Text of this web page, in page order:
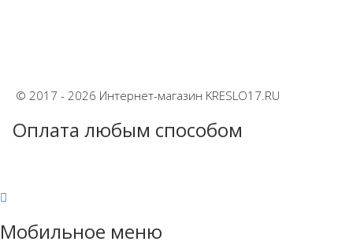
© 2017 - 2026 Интернет-магазин KRESLO17.RU
Оплата любым способом
Мобильное меню